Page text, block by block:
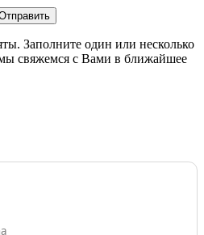
Заполните один или несколько
свяжемся с Вами в ближайшее